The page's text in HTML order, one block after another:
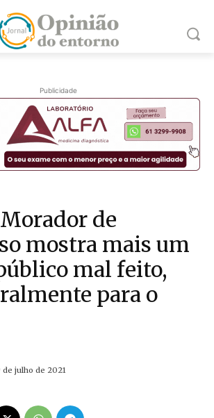
Publicidade
de
mostra mais um
mal feito,
para o
de julho de 2021